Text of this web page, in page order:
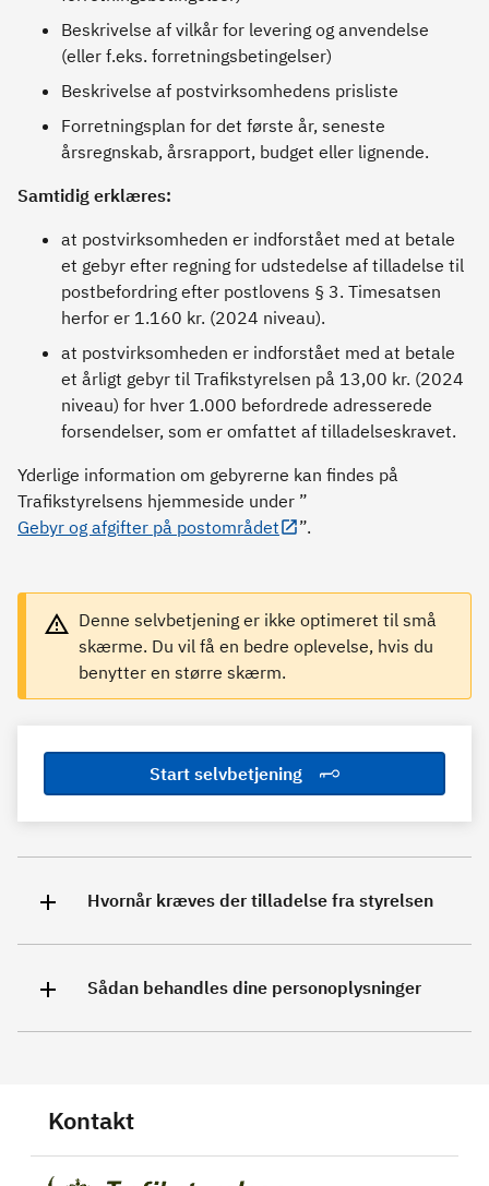
Beskrivelse af vilkår for levering og anvendelse
(eller f.eks. forretningsbetingelser)
Beskrivelse af postvirksomhedens prisliste
Forretningsplan for det første år, seneste
årsregnskab, årsrapport, budget eller lignende.
Samtidig erklæres:
at postvirksomheden er indforstået med at betale
et gebyr efter regning for udstedelse af tilladelse til
postbefordring efter postlovens § 3. Timesatsen
herfor er 1.160 kr. (2024 niveau).
at postvirksomheden er indforstået med at betale
et årligt gebyr til Trafikstyrelsen på 13,00 kr. (2024
niveau) for hver 1.000 befordrede adresserede
forsendelser, som er omfattet af tilladelseskravet.
Yderlige information om gebyrerne kan findes på
Trafikstyrelsens hjemmeside under ”
Gebyr og afgifter på postområdet
”.
Denne selvbetjening er ikke optimeret til små
skærme. Du vil få en bedre oplevelse, hvis du
benytter en større skærm.
Start selvbetjening
Hvornår kræves der tilladelse fra styrelsen
Sådan behandles dine personoplysninger
Kontakt